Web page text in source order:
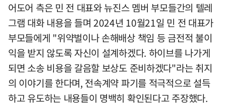
어도어 측은 민 전 대표와 뉴진스 멤버 부모들간의 텔레
그램 대화 내용을 들며 2024년 10월21일 민 전 대표가
부모들에게 "위약벌이나 손해배상 책임 등 금전적 불이
익을 받지 않도록 자신이 설계하겠다. 하이브를 나가게
되면 소송 비용을 갈음할 보상도 준비하겠다"라는 취지
의 이야기를 한다며, 전속계약 파기를 적극적으로 설득
하고 유도하는 내용들이 명백히 확인된다고 주장했다.